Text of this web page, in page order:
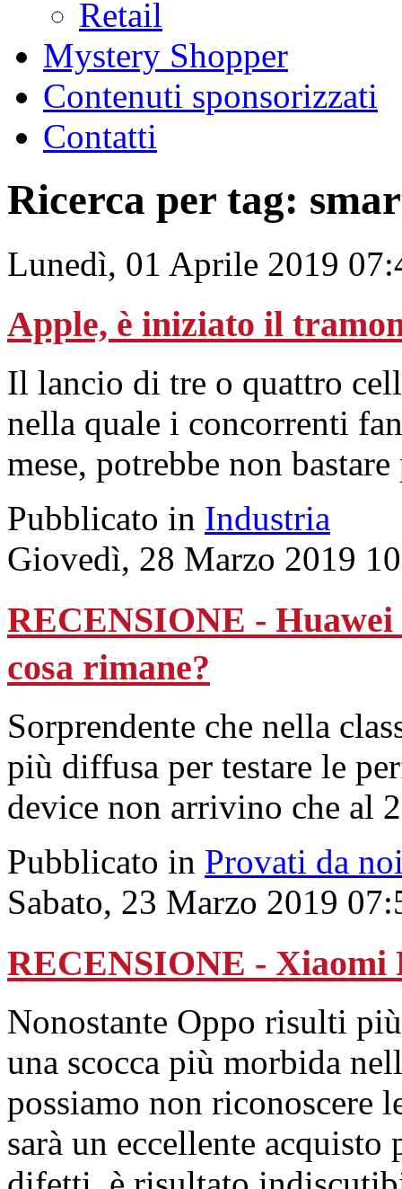
Retail
Mystery Shopper
Contenuti sponsorizzati
Contatti
Ricerca per tag:
Lunedì, 01 Aprile 2019
Apple, è iniziato il
Il lancio di tre o quattro
nella quale i concorrenti
mese, potrebbe non
Pubblicato in Industria
Giovedì, 28 Marzo 2019
RECENSIONE - Huawei
cosa rimane?
Sorprendente che nella
più diffusa per testare le
device non arrivino che al
Pubblicato in Provati da
Sabato, 23 Marzo 2019
RECENSIONE - Xiaomi
Nonostante Oppo risulti
una scocca più morbida
possiamo non riconoscere
sarà un eccellente